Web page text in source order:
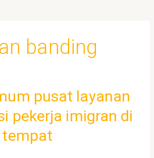
banding
pusat layanan
pekerja imigran di
tempat